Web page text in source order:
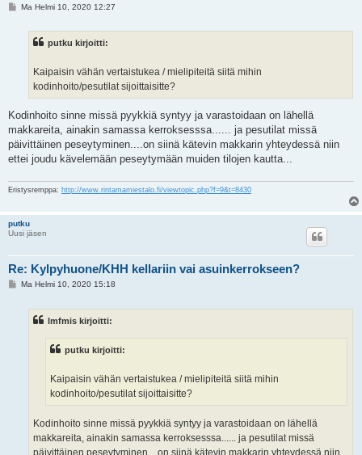
VMa Helmi 10, 2020 12:27
putku kirjoitti:
Kaipaisin vähän vertaistukea / mielipiteitä siitä mihin
kodinhoito/pesutilat sijoittaisitte?
Kodinhoito sinne missä pyykkiä syntyy ja varastoidaan on lähellä
makkareita, ainakin samassa kerroksesssa...... ja pesutilat missä
päivittäinen peseytyminen....on siinä kätevin makkarin yhteydessä niin
ettei joudu kävelemään peseytymään muiden tilojen kautta...
Eristysremppa: http://www.rintamamiestalo.fi/viewtopic.php?f=9&t=8430
putku
Uusi jäsen
Re: Kylpyhuone/KHH kellariin vai asuinkerrokseen?
VMa Helmi 10, 2020 15:18
lmfmis kirjoitti:
putku kirjoitti:
Kaipaisin vähän vertaistukea / mielipiteitä siitä mihin
kodinhoito/pesutilat sijoittaisitte?
Kodinhoito sinne missä pyykkiä syntyy ja varastoidaan on lähellä
makkareita, ainakin samassa kerroksesssa...... ja pesutilat missä
päivittäinen peseytyminen....on siinä kätevin makkarin yhteydessä niin